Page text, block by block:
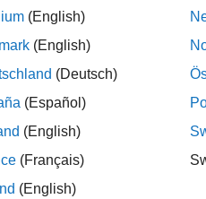
차트와 공유하십시오.
함수, 진리표 등 차트의 여
(English)
(English)
(Deutsch)
(Español)
(English)
(Français)
(English)